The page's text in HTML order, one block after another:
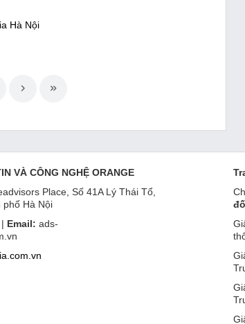
Hà Nội
VÀ CÔNG NGHỆ ORANGE
Place, Số 41A Lý Thái Tổ,
phố Hà Nội
Email: ads-